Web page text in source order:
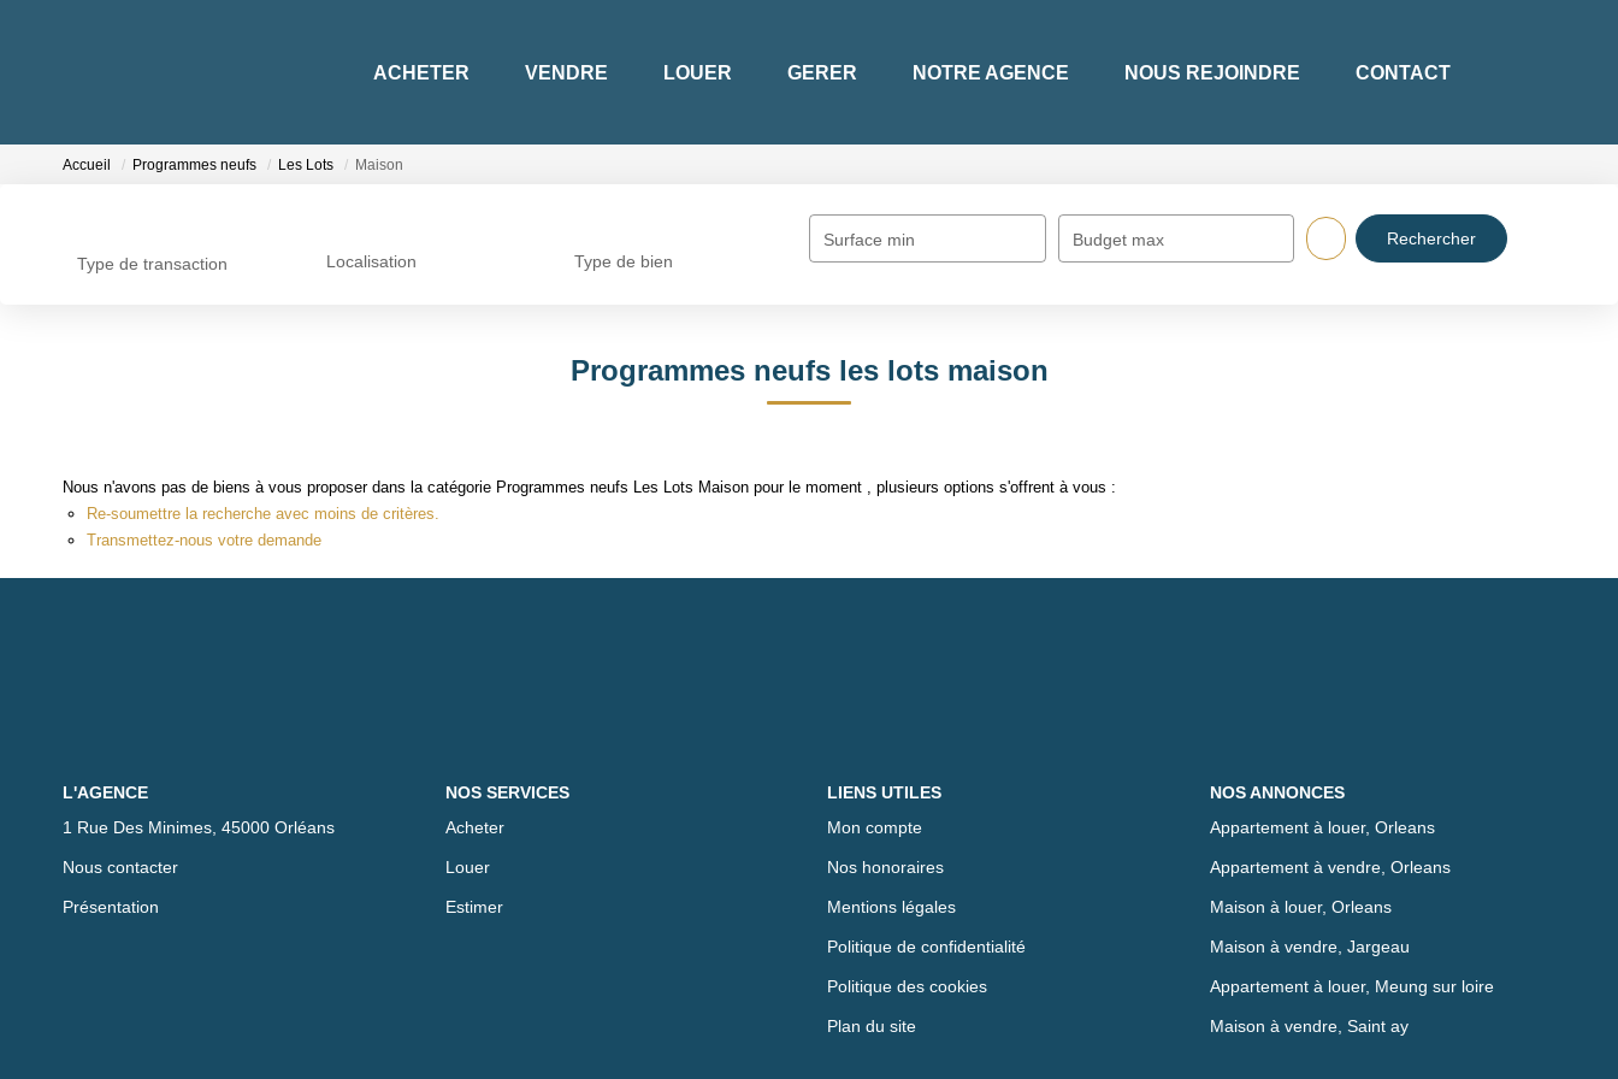
ACHETER VENDRE LOUER GERER NOTRE AGENCE NOUS REJOINDRE CONTACT
Accueil Programmes neufs Les Lots Maison
Type de transaction Localisation Type de bien
Surface min Budget max
Programmes neufs les lots maison
Nous n'avons pas de biens à vous proposer dans la catégorie Programmes neufs Les Lots Maison pour le moment , plusieurs options s'offrent à vous :
Re-soumettre la recherche avec moins de critères.
Transmettez-nous votre demande
L'AGENCE
1 Rue Des Minimes, 45000 Orléans
Nous contacter
Présentation
NOS SERVICES
Acheter
Louer
Estimer
LIENS UTILES
Mon compte
Nos honoraires
Mentions légales
Politique de confidentialité
Politique des cookies
Plan du site
NOS ANNONCES
Appartement à louer, Orleans
Appartement à vendre, Orleans
Maison à louer, Orleans
Maison à vendre, Jargeau
Appartement à louer, Meung sur loire
Maison à vendre, Saint ay